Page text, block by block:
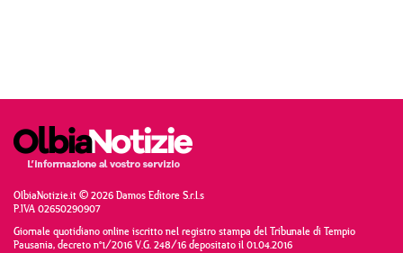
OlbiaNotizie.it © 2026 Damos Editore S.r.l.s
P.IVA 02650290907
Giornale quotidiano online iscritto nel registro stampa del Tribunale di Tempio
Pausania, decreto n°1/2016 V.G. 248/16 depositato il 01.04.2016